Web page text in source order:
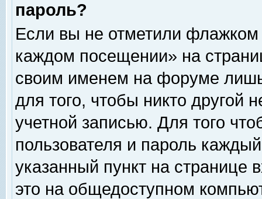
пароль?
Если вы не отметили флажком
каждом посещении» на
своим именем на форуме
для того, чтобы никто другой
учетной записью. Для того
пользователя и пароль
указанный пункт на
это на общедоступном